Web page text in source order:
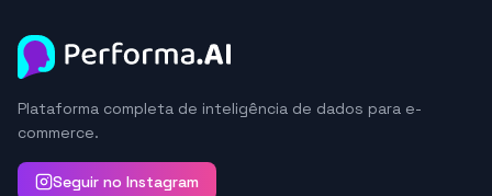
Plataforma completa de inteligência de dados para e-
commerce.
Seguir no Instagram